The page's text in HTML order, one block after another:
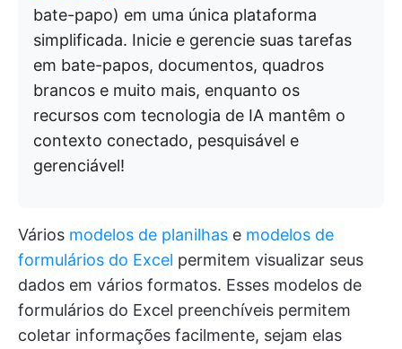
bate-papo) em uma única plataforma
simplificada. Inicie e gerencie suas tarefas
em bate-papos, documentos, quadros
brancos e muito mais, enquanto os
recursos com tecnologia de IA mantêm o
contexto conectado, pesquisável e
gerenciável!
Vários modelos de planilhas e modelos de
formulários do Excel permitem visualizar seus
dados em vários formatos. Esses modelos de
formulários do Excel preenchíveis permitem
coletar informações facilmente, sejam elas